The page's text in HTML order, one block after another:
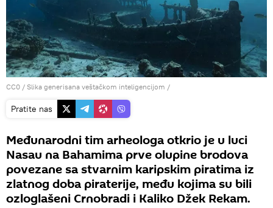
CC0 / Slika generisana veštačkom inteligencijom /
Pratite nas
Međunarodni tim arheologa otkrio je u luci
Nasau na Bahamima prve olupine brodova
povezane sa stvarnim karipskim piratima iz
zlatnog doba piraterije, među kojima su bili
ozloglašeni Crnobradi i Kaliko Džek Rekam.